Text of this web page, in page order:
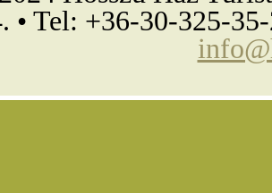
• Tel: +36-30-325-